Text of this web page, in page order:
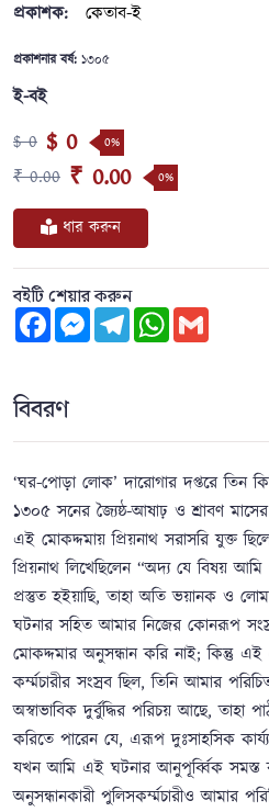
প্রকাশক:
কেতাব-ই
প্রকাশনার বর্ষ: ১৩০৫
ই-বই
$ 0 $ 0 0%
₹ 0.00 ₹ 0.00 0%
ধার করুন
বইটি শেয়ার করুন
FacebookMessengerTelegramWhatsApp
বিবরণ
‘ঘর-পোড়া লোক’ দারোগার দপ্তরে তিন
১৩০৫ সনের জ্যৈষ্ঠ-আষাঢ় ও শ্রাবণ
এই মোকদ্দমায় প্রিয়নাথ সরাসরি যুক্ত
প্রিয়নাথ লিখেছিলেন “অদ্য যে বিষয়
প্রস্তুত হইয়াছি, তাহা অতি ভয়ানক ও
ঘটনার সহিত আমার নিজের কোনরূপ
মোকদ্দমার অনুসন্ধান করি নাই; কিন্তু
কর্ম্মচারীর সংস্রব ছিল, তিনি আমার
অস্বাভাবিক দুর্বুদ্ধির পরিচয় আছে, তাহা
করিতে পারেন যে, এরূপ দুঃসাহসিক
যখন আমি এই ঘটনার আনুপূর্ব্বিক সমস্ত
অনুসন্ধানকারী পুলিসকর্ম্মচারীও আমার